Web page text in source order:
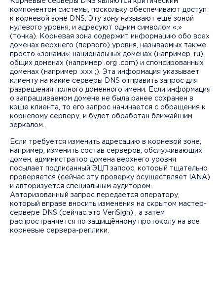
компонентом системы, поскольку обеспечивают доступ
к корневой зоне DNS. Эту зону называют еще зоной
нулевого уровня, и адресуют одним символом «.»
(точка). Корневая зона содержит информацию обо всех
доменах верхнего (первого) уровня, называемых также
просто «зонами»: национальных доменах (например .ru),
общих доменах (например .org .com) и спонсированных
доменах (например .xxx ;). Эта информация указывает
клиенту на какие серверы DNS отправить запрос для
разрешения полного доменного имени. Если информация
о запрашиваемом домене не была ранее сохранен в
кэше клиента, то его запрос начинается с обращения к
корневому серверу, и будет обработан ближайшим
зеркалом.
Если требуется изменить адресацию в корневой зоне,
например, изменить состав серверов, обслуживающих
домен, администратор домена верхнего уровня
посылает подписанный ЭЦП запрос, который тщательно
проверяется (сейчас эту проверку осуществляет IANA)
и авторизуется специальным аудитором.
Авторизованный запрос передается оператору,
который вправе вносить изменения на скрытом мастер-
сервере DNS (сейчас это VeriSign) , а затем
распространяется по защищённому протоколу на все
корневые сервера-реплики.